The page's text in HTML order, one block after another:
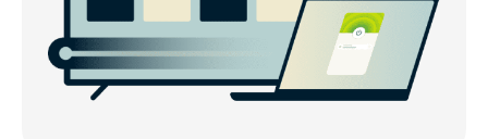
Pourquoi choisir ExpressVPN pour l’Argentine ?
Emplacements de serveurs VPN populaires pour